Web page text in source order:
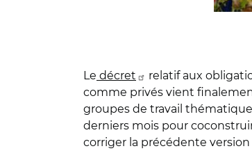
Le décret
relatif aux
comme privés vient
groupes de travail
derniers mois pour
corriger la précédente version